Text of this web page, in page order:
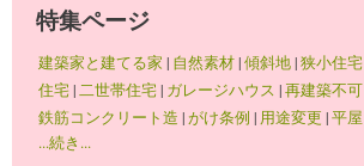
特集ページ
建築家と建てる家 | 自然素材|傾斜地|狭小住宅
住宅|二世帯住宅| ガレージハウス |再建築不可
鉄筋コンクリート造 |がけ条例 | 用途変更 |平屋
...続き...